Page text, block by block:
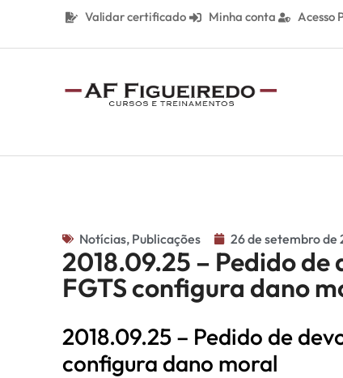
Validar certificado Minha conta Acesso
Notícias, Publicações 26 de setembro de
2018.09.25 – Pedido
FGTS configura dano
2018.09.25 – Pedido de
configura dano moral